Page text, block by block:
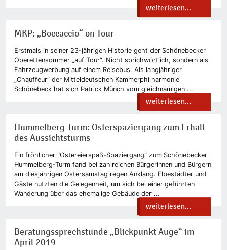
weiterlesen...
MKP: „Boccaccio“ on Tour
Erstmals in seiner 23-jährigen Historie geht der Schönebecker
Operettensommer „auf Tour“. Nicht sprichwörtlich, sondern als
Fahrzeugwerbung auf einem Reisebus. Als langjähriger
„Chauffeur“ der Mitteldeutschen Kammerphilharmonie
Schönebeck hat sich Patrick Münch vom gleichnamigen ...
weiterlesen...
Hummelberg-Turm: Osterspaziergang zum Erhalt
des Aussichtsturms
Ein fröhlicher "Ostereierspaß-Spaziergang" zum Schönebecker
Hummelberg-Turm fand bei zahlreichen Bürgerinnen und Bürgern
am diesjährigen Ostersamstag regen Anklang. Elbestädter und
Gäste nutzten die Gelegenheit, um sich bei einer geführten
Wanderung über das ehemalige Gebäude der ...
weiterlesen...
Beratungssprechstunde „Blickpunkt Auge“ im
April 2019